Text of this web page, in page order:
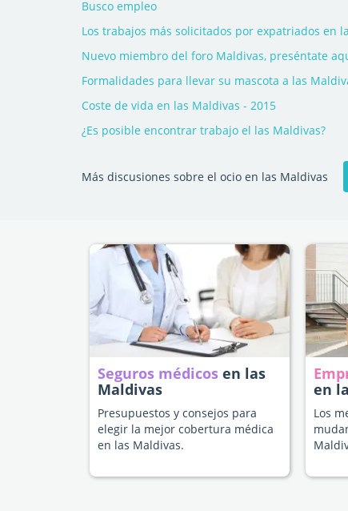
Busco empleo
Los trabajos más solicitados por expatriados en
Nuevo miembro del foro Maldivas, preséntate
Formalidades para llevar su mascota a las
Coste de vida en las Maldivas - 2015
¿Es posible encontrar trabajo el las Maldivas?
Más discusiones sobre el ocio en las Maldivas
Seguros médicos en las
Maldivas
Presupuestos y consejos para
elegir la mejor cobertura médica
en las Maldivas.
en
Los